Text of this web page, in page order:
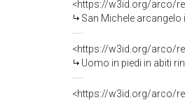
<https://w3id.org/arco/
San Michele
<https://w3id.org/arco/
Uomo in piedi in abiti
<https://w3id.org/arco/